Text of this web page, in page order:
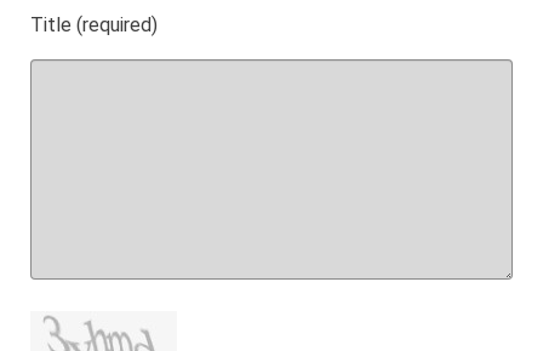
Title (required)